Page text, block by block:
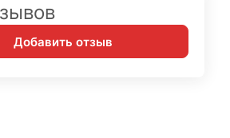
Добавить отзыв